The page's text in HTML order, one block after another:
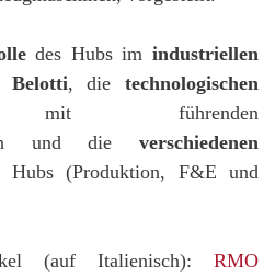
des Hubs im industriellen
Belotti, die technologischen
führenden
und die verschiedenen
Hubs (Produktion, F&E und
(auf Italienisch): RMO